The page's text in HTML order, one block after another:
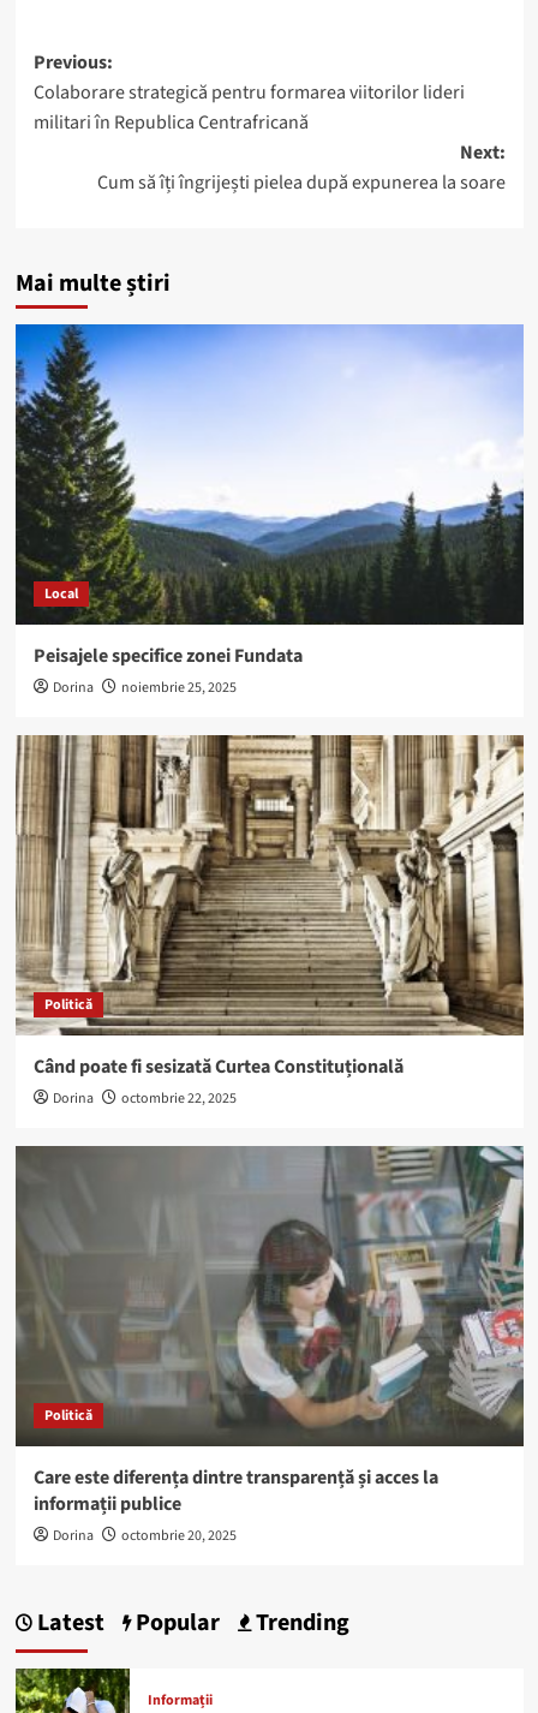
Post
navigation
Previous:
Colaborare strategică pentru formarea viitorilor lideri
militari în Republica Centrafricană
Next:
Cum să îți îngrijești pielea după expunerea la soare
Mai multe știri
Local
Peisajele specifice zonei Fundata
Dorina noiembrie 25, 2025
Politică
Când poate fi sesizată Curtea Constituțională
Dorina octombrie 22, 2025
Politică
Care este diferența dintre transparență și acces la
informații publice
Dorina octombrie 20, 2025
Latest Popular Trending
Informații